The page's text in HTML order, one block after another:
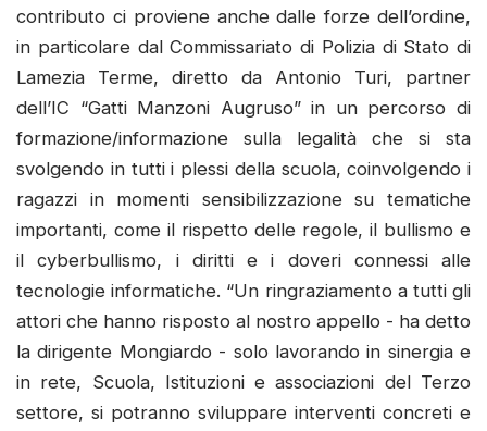
contributo ci proviene anche dalle forze dell’ordine,
in particolare dal Commissariato di Polizia di Stato di
Lamezia Terme, diretto da Antonio Turi, partner
dell’IC “Gatti Manzoni Augruso” in un percorso di
formazione/informazione sulla legalità che si sta
svolgendo in tutti i plessi della scuola, coinvolgendo i
ragazzi in momenti sensibilizzazione su tematiche
importanti, come il rispetto delle regole, il bullismo e
il cyberbullismo, i diritti e i doveri connessi alle
tecnologie informatiche. “Un ringraziamento a tutti gli
attori che hanno risposto al nostro appello - ha detto
la dirigente Mongiardo - solo lavorando in sinergia e
in rete, Scuola, Istituzioni e associazioni del Terzo
settore, si potranno sviluppare interventi concreti e